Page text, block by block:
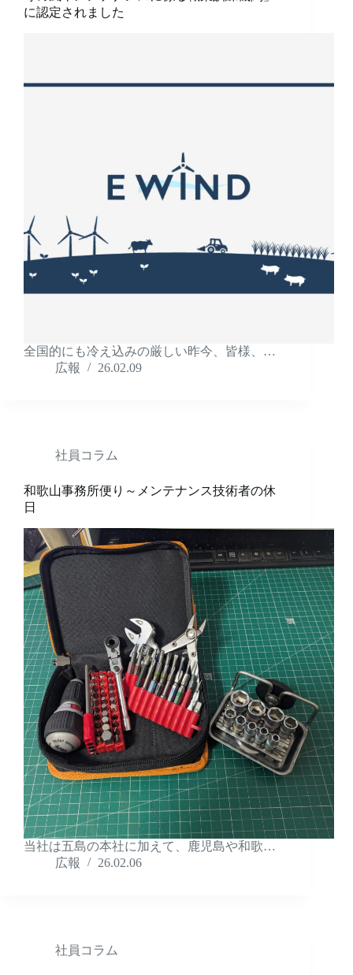
に認定されました
全国的にも冷え込みの厳しい昨今、皆様、…
広報
26.02.09
社員コラム
和歌山事務所便り～メンテナンス技術者の休
日
当社は五島の本社に加えて、鹿児島や和歌…
広報
26.02.06
社員コラム